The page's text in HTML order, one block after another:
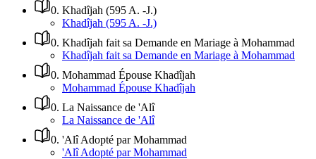
0. Khadîjah (595 A. -J.)
Khadîjah (595 A. -J.)
0. Khadîjah fait sa Demande en Mariage à Mohammad
Khadîjah fait sa Demande en Mariage à Mohammad
0. Mohammad Épouse Khadîjah
Mohammad Épouse Khadîjah
0. La Naissance de 'Alî
La Naissance de 'Alî
0. 'Alî Adopté par Mohammad
'Alî Adopté par Mohammad